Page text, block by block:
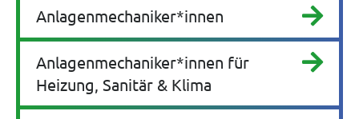
Anlagenmechaniker*innen
Anlagenmechaniker*innen für
Heizung, Sanitär & Klima